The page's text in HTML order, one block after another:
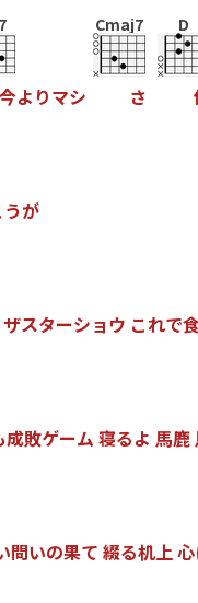
今よ りマシ
Cmaj7
さ
D
うが
ザスターショウ これで食
成敗ゲーム 寝るよ 馬鹿
問いの果て 綴る机上心